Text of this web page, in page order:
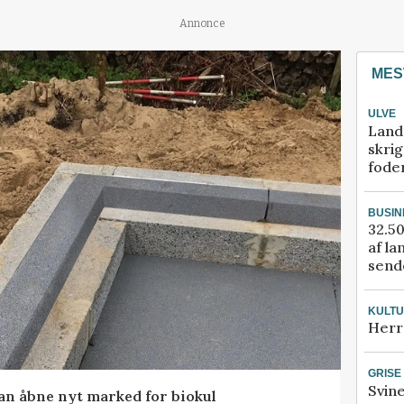
Annonce
åbne nyt marked for biokul
ULVE
af
GRISE